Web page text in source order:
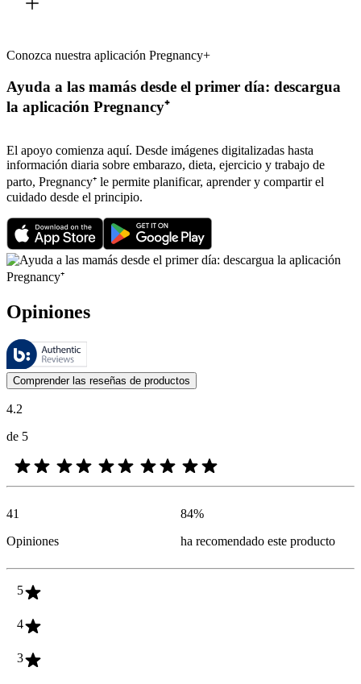
Conozca nuestra aplicación Pregnancy+
Ayuda a las mamás desde el primer día: descargua
la aplicación Pregnancy⁺
El apoyo comienza aquí. Desde imágenes digitalizadas hasta
información diaria sobre embarazo, dieta, ejercicio y trabajo de
parto, Pregnancy⁺ le permite planificar, aprender y compartir el
cuidado desde el principio.
Opiniones
Estas reseñas las gestiona Bazaarvoice y cumplen con la política de
Las opiniones de los clientes en forma de reseñas de productos y
Comprender las reseñas de productos
4.2
de 5
41
Opiniones
84%
ha recomendado este producto
5
4
3